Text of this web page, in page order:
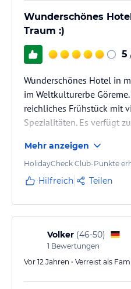
Wunderschönes
Traum :)
5
Wunderschönes Hotel in
im Weltkulturerbe
reichliches Frühstück mit
Spezialitäten. Es verfügt
typischen Höhlendesign
was man so brauchen
Mehr anzeigen
HolidayCheck Club-Punkte
Hilfreich Teilen
Volker (46-50)
1 Bewertungen
Vor 12 Jahren • Verreist als